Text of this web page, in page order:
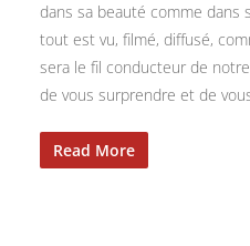
dans sa beauté comme dans
tout est vu, filmé, diffusé,
sera le fil conducteur de
de vous surprendre et de
Read More